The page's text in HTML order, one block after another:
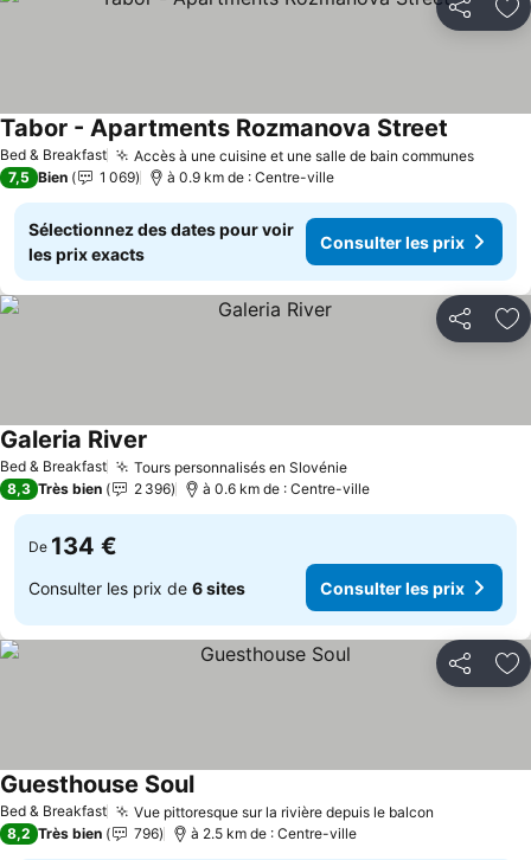
Partager
Bed & Breakfast Accès à une cuisine et une salle de bain communes
Tabor - Apartments Rozmanova Street
7,5 Bien 1 069 à 0.9 km de : Centre-ville
Sélectionnez des dates pour voir
les prix exacts
Consulter les prix
Partager
Bed & Breakfast Tours personnalisés en Slovénie
Galeria River
8,3 Très bien 2 396 à 0.6 km de : Centre-ville
De 134 €
Consulter les prix de 6 sites Consulter les prix
Partager
Bed & Breakfast Vue pittoresque sur la rivière depuis le balcon
Guesthouse Soul
8,2 Très bien 796 à 2.5 km de : Centre-ville